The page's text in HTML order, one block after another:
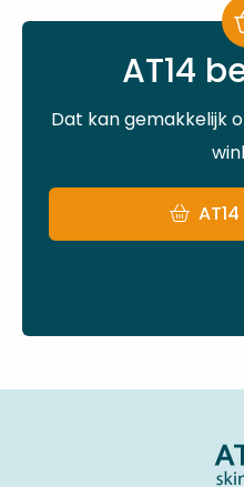
AT14
Dat kan gemakkelijk